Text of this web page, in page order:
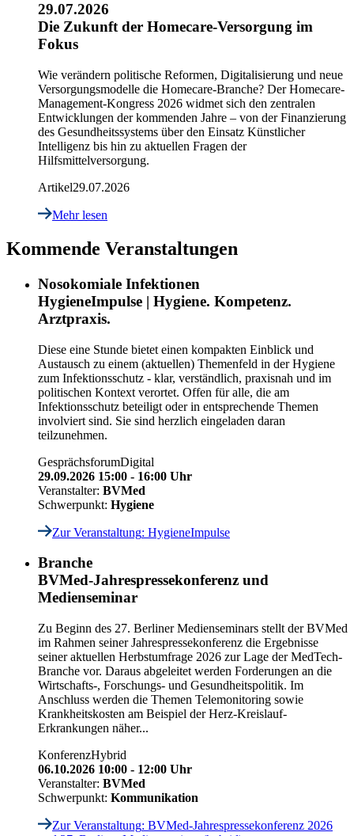
29.07.2026
Die Zukunft der Homecare-Versorgung im
Fokus
Wie verändern politische Reformen, Digitalisierung und neue
Versorgungsmodelle die Homecare-Branche? Der Homecare-
Management-Kongress 2026 widmet sich den zentralen
Entwicklungen der kommenden Jahre – von der Finanzierung
des Gesundheitssystems über den Einsatz Künstlicher
Intelligenz bis hin zu aktuellen Fragen der
Hilfsmittelversorgung.
Artikel29.07.2026
Mehr lesen
Kommende Veranstaltungen
Nosokomiale Infektionen
HygieneImpulse | Hygiene. Kompetenz.
Arztpraxis.
Diese eine Stunde bietet einen kompakten Einblick und
Austausch zu einem (aktuellen) Themenfeld in der Hygiene
zum Infektionsschutz - klar, verständlich, praxisnah und im
politischen Kontext verortet. Offen für alle, die am
Infektionsschutz beteiligt oder in entsprechende Themen
involviert sind. Sie sind herzlich eingeladen daran
teilzunehmen.
GesprächsforumDigital
29.09.2026 15:00 - 16:00 Uhr
Veranstalter: BVMed
Schwerpunkt: Hygiene
Zur Veranstaltung: HygieneImpulse
Branche
BVMed-Jahrespressekonferenz und
Medienseminar
Zu Beginn des 27. Berliner Medienseminars stellt der BVMed
im Rahmen seiner Jahrespressekonferenz die Ergebnisse
seiner aktuellen Herbstumfrage 2026 zur Lage der MedTech-
Branche vor. Daraus abgeleitet werden Forderungen an die
Wirtschafts-, Forschungs- und Gesundheitspolitik. Im
Anschluss werden die Themen Telemonitoring sowie
Krankheitskosten am Beispiel der Herz-Kreislauf-
Erkrankungen näher...
KonferenzHybrid
06.10.2026 10:00 - 12:00 Uhr
Veranstalter: BVMed
Schwerpunkt: Kommunikation
Zur Veranstaltung: BVMed-Jahrespressekonferenz 2026